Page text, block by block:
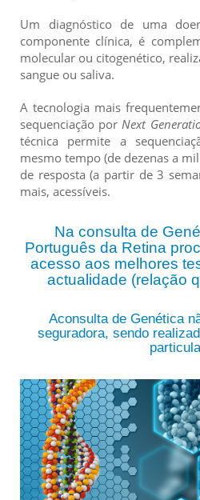
Um diagnóstico de uma
componente clínica, é
molecular ou citogenético,
sangue ou saliva.
A tecnologia mais
sequenciação porNext
técnica permite a
mesmo tempo (de dezenas a
de resposta (a partir de 3
mais, acessíveis.
Na consulta de
Português da Retina
acesso aos melhores
actualidade (relação
Aconsulta de Genética
seguradora, sendo